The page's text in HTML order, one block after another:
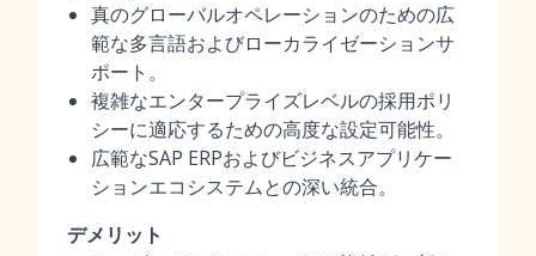
真のグローバルオペレーションのための広
範な多言語およびローカライゼーションサ
ポート。
複雑なエンタープライズレベルの採用ポリ
シーに適応するための高度な設定可能性。
広範なSAP ERPおよびビジネスアプリケー
ションエコシステムとの深い統合。
デメリット